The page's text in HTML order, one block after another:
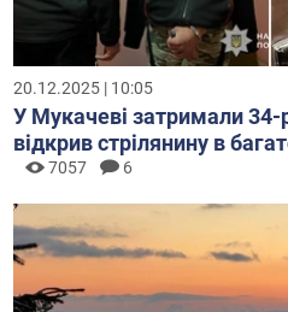
20.12.2025 | 10:05
У Мукачеві затримали 34-
відкрив стрілянину в
7057 6